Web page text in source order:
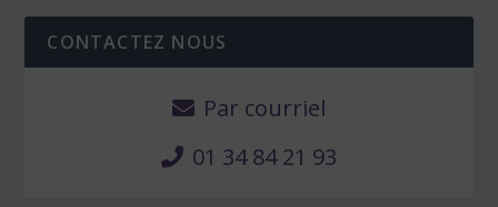
CONTACTEZ NOUS
Par courriel
01 34 84 21 93